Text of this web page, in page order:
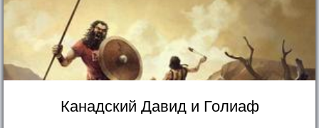
Канадский Давид и Голиаф